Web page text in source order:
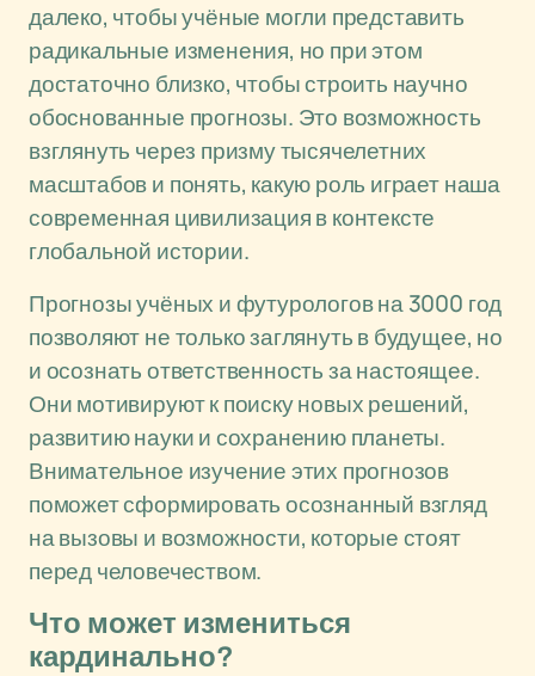
далеко, чтобы учёные могли представить
радикальные изменения, но при этом
достаточно близко, чтобы строить научно
обоснованные прогнозы. Это возможность
взглянуть через призму тысячелетних
масштабов и понять, какую роль играет наша
современная цивилизация в контексте
глобальной истории.
Прогнозы учёных и футурологов на 3000 год
позволяют не только заглянуть в будущее, но
и осознать ответственность за настоящее.
Они мотивируют к поиску новых решений,
развитию науки и сохранению планеты.
Внимательное изучение этих прогнозов
поможет сформировать осознанный взгляд
на вызовы и возможности, которые стоят
перед человечеством.
Что может измениться
кардинально?